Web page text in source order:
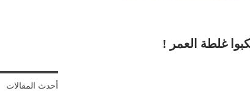
أحدث المقالات